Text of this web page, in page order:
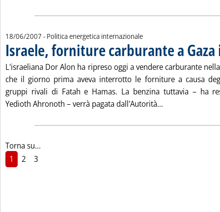
18/06/2007 - Politica energetica internazionale
Israele, forniture carburante a
L'israeliana Dor Alon ha ripreso oggi a vendere carburante
che il giorno prima aveva interrotto le forniture a causa
gruppi rivali di Fatah e Hamas. La benzina tuttavia – ha
Yedioth Ahronoth – verrà pagata dall'Autorità...
Torna su...
1
2 3